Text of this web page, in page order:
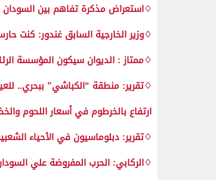
♢استعراض مذكرة تفاهم بين السودان
♢وزير الخارجية السابق غندور: كنت حارس مرمى مميز..
♢ممتاز : الديوان سيكون المؤسسة
♢تقرير: منطقة “الكباشي” ببحري..
ارتفاع بالخرطوم في أسعار اللحوم
♢تقرير: دبلوماسيون في الأحياء
♢الركابي: الحرب المفروضة علي